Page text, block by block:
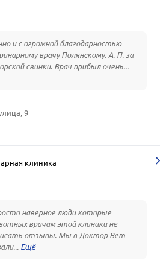
и с огромной благодарностью
врачу Полянскому. А. П. за
свинки. Врач прибыл очень...
9
клиника
наверное люди которые
врачам этой клиники не
отзывы. Мы в Доктор Вет